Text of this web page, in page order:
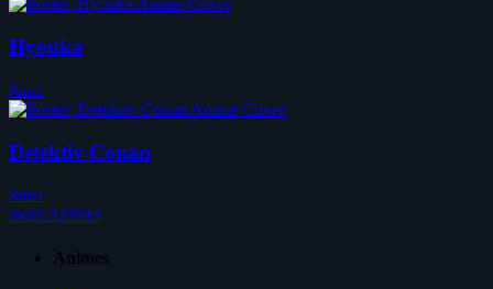
Hyouka
Krimi
Detektiv Conan
Krimi
mehr Animes
Animes